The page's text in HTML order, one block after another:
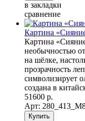
в закладки
сравнение
Картина
Картина
необычностью
на шёлке,
прозрачность
символизирует
создана в
51600 р.
Арт: